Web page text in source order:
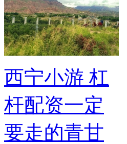
西宁小游 杠
杆配资一定
要走的青甘